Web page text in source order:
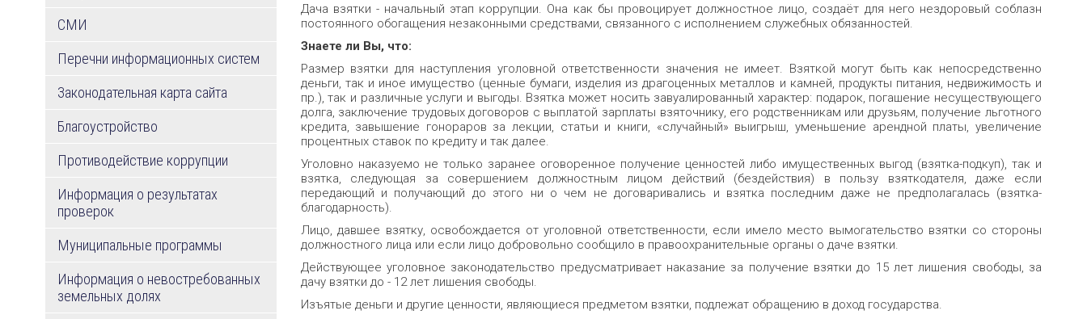
СМИ
Перечни информационных систем
Законодательная карта сайта
Благоустройство
Противодействие коррупции
Информация о результатах
проверок
Муниципальные программы
Информация о невостребованных
земельных долях
Дача взятки - начальный этап коррупции. Она как бы провоцирует должностное лицо, создаёт для него нездоровый соблазн
постоянного обогащения незаконными средствами, связанного с исполнением служебных обязанностей.
Знаете ли Вы, что:
Размер взятки для наступления уголовной ответственности значения не имеет. Взяткой могут быть как непосредственно
деньги, так и иное имущество (ценные бумаги, изделия из драгоценных металлов и камней, продукты питания, недвижимость и
пр.), так и различные услуги и выгоды. Взятка может носить завуалированный характер: подарок, погашение несуществующего
долга, заключение трудовых договоров с выплатой зарплаты взяточнику, его родственникам или друзьям, получение льготного
кредита, завышение гонораров за лекции, статьи и книги, «случайный» выигрыш, уменьшение арендной платы, увеличение
процентных ставок по кредиту и так далее.
Уголовно наказуемо не только заранее оговоренное получение ценностей либо имущественных выгод (взятка-подкуп), так и
взятка, следующая за совершением должностным лицом действий (бездействия) в пользу взяткодателя, даже если
передающий и получающий до этого ни о чем не договаривались и взятка последним даже не предполагалась (взятка-
благодарность).
Лицо, давшее взятку, освобождается от уголовной ответственности, если имело место вымогательство взятки со стороны
должностного лица или если лицо добровольно сообщило в правоохранительные органы о даче взятки.
Действующее уголовное законодательство предусматривает наказание за получение взятки до 15 лет лишения свободы, за
дачу взятки до - 12 лет лишения свободы.
Изъятые деньги и другие ценности, являющиеся предметом взятки, подлежат обращению в доход государства.